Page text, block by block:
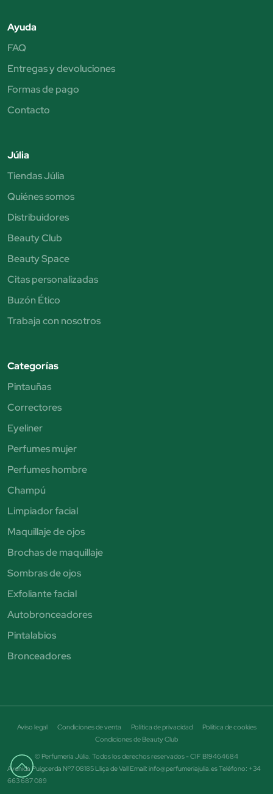
Ayuda
FAQ
Entregas y devoluciones
Formas de pago
Contacto
Júlia
Tiendas Júlia
Quiénes somos
Distribuidores
Beauty Club
Beauty Space
Citas personalizadas
Buzón Ético
Trabaja con nosotros
Categorías
Pintauñas
Correctores
Eyeliner
Perfumes mujer
Perfumes hombre
Champú
Limpiador facial
Maquillaje de ojos
Brochas de maquillaje
Sombras de ojos
Exfoliante facial
Autobronceadores
Pintalabios
Bronceadores
© Perfumería Júlia. Todos los derechos reservados - CIF B19464684
Aviso legal Condiciones de venta Política de privacidad
Política de cookies
Condiciones de Beauty Club
Avenida Puigcerda Nº7 08185 Lliça de Vall Email: info@perfumeriajulia.es Teléfono: +34
663 687 089